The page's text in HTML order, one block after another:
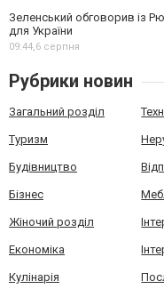
Зеленський обговорив із
для України
09:44,6 серпня
Рубрики новин
Загальний розділ
Туризм
Будівництво
Бізнес
Жіночий розділ
Економіка
Кулінарія